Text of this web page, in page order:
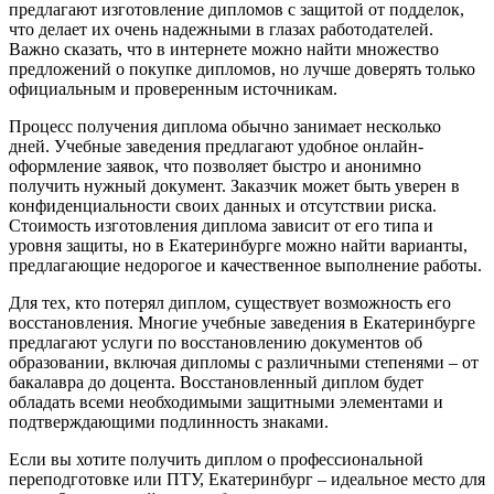
предлагают изготовление дипломов с защитой от подделок,
что делает их очень надежными в глазах работодателей.
Важно сказать, что в интернете можно найти множество
предложений о покупке дипломов, но лучше доверять только
официальным и проверенным источникам.
Процесс получения диплома обычно занимает несколько
дней. Учебные заведения предлагают удобное онлайн-
оформление заявок, что позволяет быстро и анонимно
получить нужный документ. Заказчик может быть уверен в
конфиденциальности своих данных и отсутствии риска.
Стоимость изготовления диплома зависит от его типа и
уровня защиты, но в Екатеринбурге можно найти варианты,
предлагающие недорогое и качественное выполнение работы.
Для тех, кто потерял диплом, существует возможность его
восстановления. Многие учебные заведения в Екатеринбурге
предлагают услуги по восстановлению документов об
образовании, включая дипломы с различными степенями – от
бакалавра до доцента. Восстановленный диплом будет
обладать всеми необходимыми защитными элементами и
подтверждающими подлинность знаками.
Если вы хотите получить диплом о профессиональной
переподготовке или ПТУ, Екатеринбург – идеальное место для